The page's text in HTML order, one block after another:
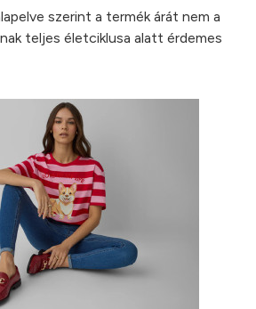
szerint a termék árát nem a
teljes életciklusa alatt érdemes